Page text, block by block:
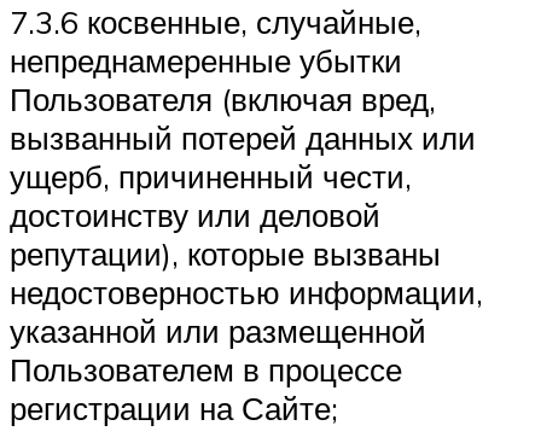
7.3.6 косвенные, случайные,
непреднамеренные убытки
Пользователя (включая вред,
вызванный потерей данных или
ущерб, причиненный чести,
достоинству или деловой
репутации), которые вызваны
недостоверностью информации,
указанной или размещенной
Пользователем в процессе
регистрации на Сайте;